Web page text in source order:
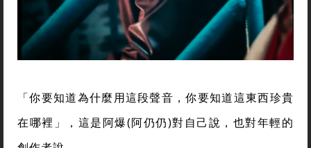
「你要知道為什麼用這段聲音，你要知道這東西珍貴
在哪裡」，這是阿爆(阿仍仍)對自己說，也對年輕的